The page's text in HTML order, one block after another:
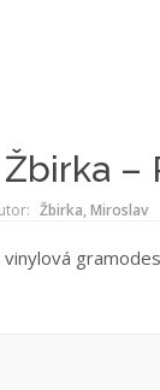
–
Žbirka, Miroslav